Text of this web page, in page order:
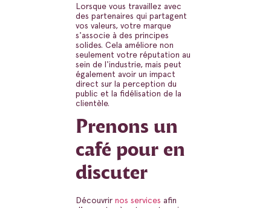
Lorsque vous travaillez avec
des partenaires qui partagent
vos valeurs, votre marque
s'associe à des principes
solides. Cela améliore non
seulement votre réputation au
sein de l'industrie, mais peut
également avoir un impact
direct sur la perception du
public et la fidélisation de la
clientèle.
Prenons un
café pour en
discuter
Découvrir nos services afin